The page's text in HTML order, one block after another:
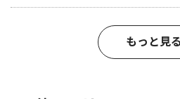
もっと見る